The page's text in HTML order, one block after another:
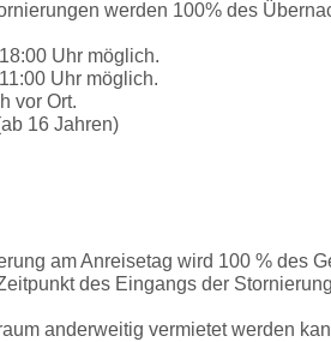
werden 100% des
Uhr möglich.
Uhr möglich.
vor Ort.
16 Jahren)
am Anreisetag wird 100 % des
des Eingangs der
anderweitig vermietet werden